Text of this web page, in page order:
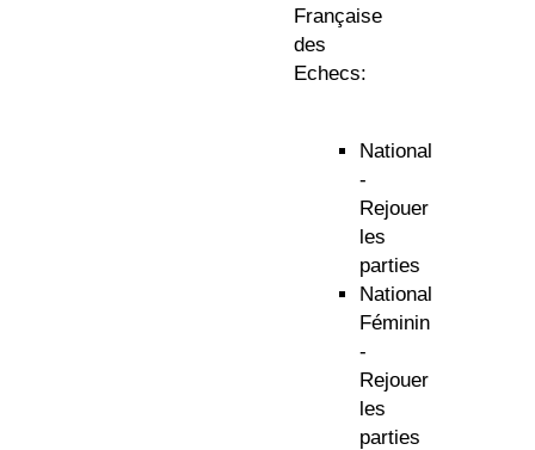
Française
des
Echecs:
National
-
Rejouer
les
parties
National
Féminin
-
Rejouer
les
parties